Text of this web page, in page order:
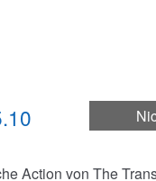
Action von The